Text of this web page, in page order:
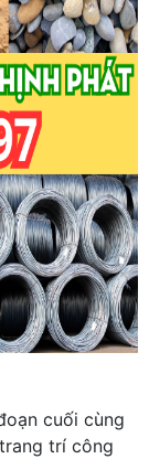
cuối cùng
trí công